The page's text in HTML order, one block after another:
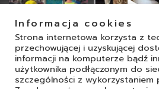
Obserwuj na
Informacja cookies
Strona internetowa korzysta z
przechowującej i uzyskującej
informacji na komputerze bądź
użytkownika podłączonym do
szczególności z wykorzystaniem